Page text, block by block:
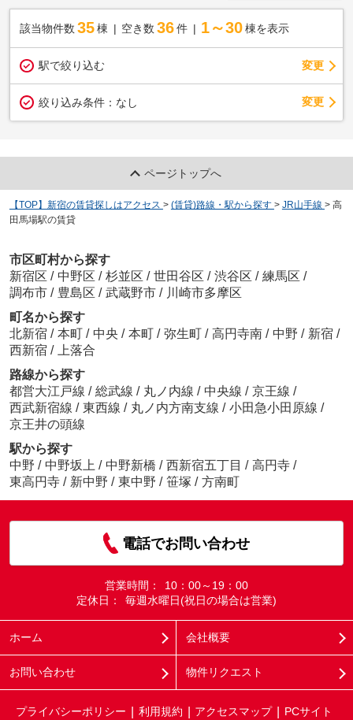
該当物件数 35棟 空き数 36 件 1～30 棟を表示
駅で絞り込む 変更
絞り込み条件： なし 変更
ページトップへ
【TOP】新宿の賃貸探しはアクセス > (賃貸)路線・駅から探す > JR山手線 > 高
田馬場駅の賃貸
市区町村から探す
新宿区 / 中野区 / 杉並区 / 世田谷区 / 渋谷区 / 練馬区 /
調布市 / 豊島区 / 武蔵野市 / 川崎市多摩区
町名から探す
北新宿 / 本町 / 中央 / 本町 / 弥生町 / 高円寺南 / 中野 / 新宿 /
西新宿 /
上落合
路線から探す
都営大江戸線 / 総武線 / 丸ノ内線 / 中央線 / 京王線 /
西武新宿線 / 東西線 / 丸ノ内方南支線 / 小田急小田原線 /
京王井の頭線
駅から探す
中野 / 中野坂上 / 中野新橋 / 西新宿五丁目 / 高円寺 /
東高円寺 / 新中野 / 東中野 / 笹塚 / 方南町
電話でお問い合わせ
営業時間：
10：00～19：00
定休日：
毎週水曜日(祝日の場合は営業)
ホーム 会社概要
お問い合わせ 物件リクエスト
プライバシーポリシー 利用規約 アクセスマップ PCサイト